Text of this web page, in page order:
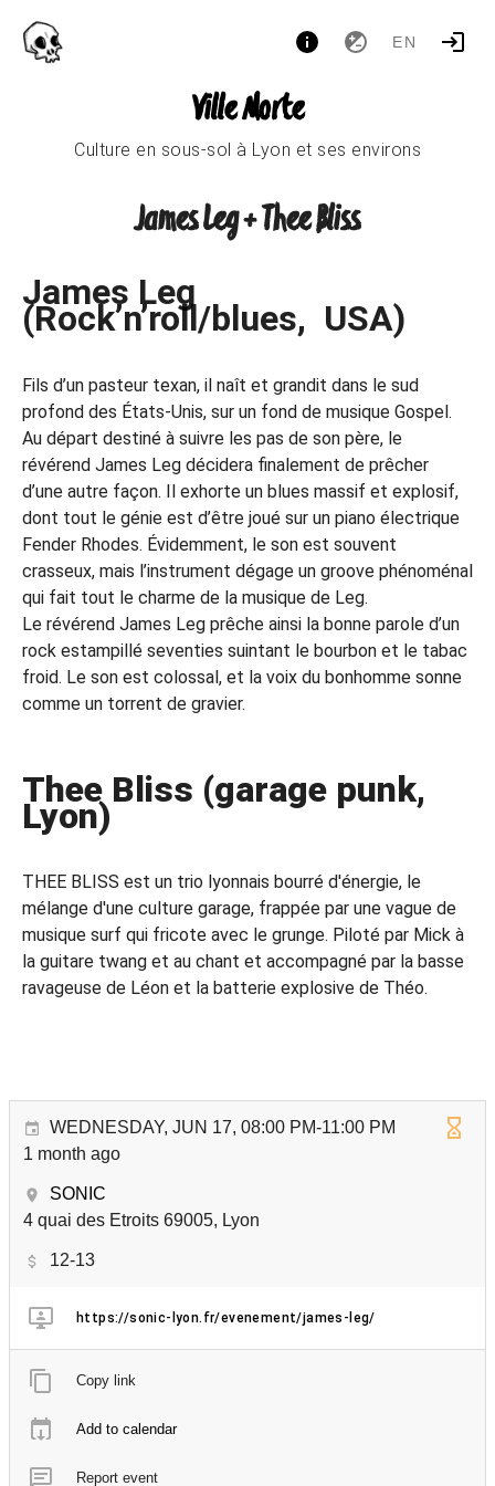
EN
Ville Morte
Culture en sous-sol à Lyon et ses environs
James Leg + Thee Bliss
James Leg
(Rock’n’roll/blues, USA)
Fils d’un pasteur texan, il naît et grandit dans le sud
profond des États-Unis, sur un fond de musique Gospel.
Au départ destiné à suivre les pas de son père, le
révérend James Leg décidera finalement de prêcher
d’une autre façon. Il exhorte un blues massif et explosif,
dont tout le génie est d’être joué sur un piano électrique
Fender Rhodes. Évidemment, le son est souvent
crasseux, mais l’instrument dégage un groove phénoménal
qui fait tout le charme de la musique de Leg.
Le révérend James Leg prêche ainsi la bonne parole d’un
rock estampillé seventies suintant le bourbon et le tabac
froid. Le son est colossal, et la voix du bonhomme sonne
comme un torrent de gravier.
Thee Bliss (garage punk,
Lyon)
THEE BLISS est un trio lyonnais bourré d'énergie, le
mélange d'une culture garage, frappée par une vague de
musique surf qui fricote avec le grunge. Piloté par Mick à
la guitare twang et au chant et accompagné par la basse
ravageuse de Léon et la batterie explosive de Théo.
WEDNESDAY, JUN 17, 08:00 PM-11:00 PM
1 month ago
SONIC
4 quai des Etroits 69005, Lyon
12-13
https://sonic-lyon.fr/evenement/james-leg/
Copy link
Add to calendar
Report event